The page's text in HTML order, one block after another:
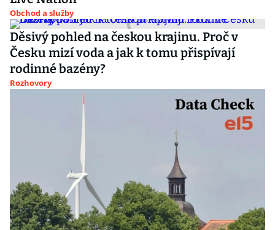
Obchod a služby
Děsivý pohled na českou krajinu. Proč v
Česku mizí voda a jak k tomu přispívají
rodinné bazény?
Rozhovory